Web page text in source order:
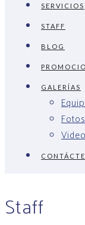
SERVICIOS
STAFF
BLOG
GALERÍAS
Fotos
Staff